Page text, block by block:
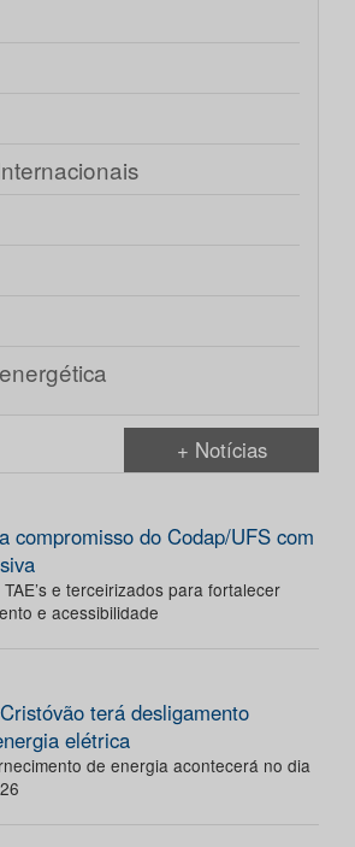
+ Notícias
compromisso do Codap/UFS com
e terceirizados para fortalecer
e acessibilidade
terá desligamento
elétrica
de energia acontecerá no dia